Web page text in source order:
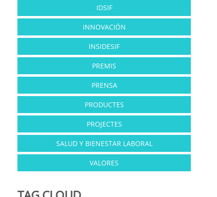
IDSIF
INNOVACIÓN
INSIDESIF
PREMIS
PRENSA
PRODUCTES
PROJECTES
SALUD Y BIENESTAR LABORAL
VALORES